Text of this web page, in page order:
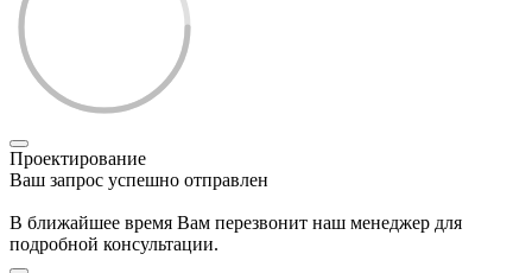
Проектирование
Ваш запрос успешно отправлен
В ближайшее время Вам перезвонит наш менеджер для
подробной консультации.